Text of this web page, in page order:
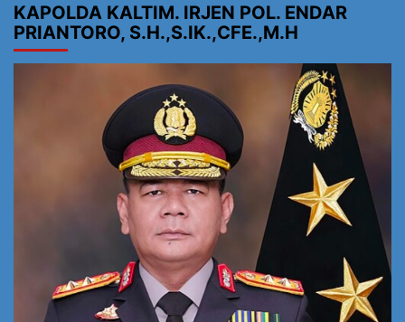
KAPOLDA KALTIM. IRJEN POL. ENDAR
PRIANTORO, S.H.,S.IK.,CFE.,M.H